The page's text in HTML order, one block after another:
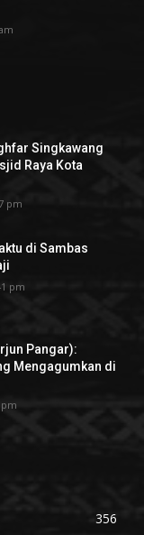
Singkawang
Raya Kota
pm
di Sambas
pm
Pangar):
Mengagumkan di
pm
356